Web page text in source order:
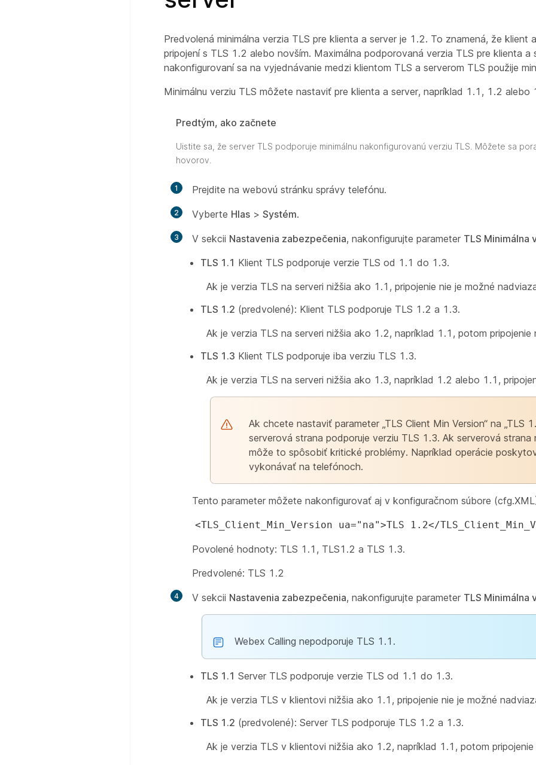
Predvolená minimálna verzia TLS pre klienta a server je 1.2. To znamená, že klient
pripojení s TLS 1.2 alebo novším. Maximálna podporovaná verzia TLS pre klienta a
nakonfigurovaní sa na vyjednávanie medzi klientom TLS a serverom TLS použije
Minimálnu verziu TLS môžete nastaviť pre klienta a server, napríklad 1.1, 1.2 alebo
Predtým, ako začnete
Uistite sa, že server TLS podporuje minimálnu nakonfigurovanú verziu TLS. Môžete sa
hovorov.
1 Prejdite na webovú stránku správy telefónu.
2 Vyberte Hlas> Systém.
3 V sekcii Nastavenia zabezpečenia, nakonfigurujte parameter TLS Minimálna
TLS 1.1 Klient TLS podporuje verzie TLS od 1.1 do 1.3.
Ak je verzia TLS na serveri nižšia ako 1.1, pripojenie nie je možné
TLS 1.2 (predvolené): Klient TLS podporuje TLS 1.2 a 1.3.
Ak je verzia TLS na serveri nižšia ako 1.2, napríklad 1.1, potom pripojenie
TLS 1.3 Klient TLS podporuje iba verziu TLS 1.3.
Ak je verzia TLS na serveri nižšia ako 1.3, napríklad 1.2 alebo 1.1,
Ak chcete nastaviť parameter „TLS Client Min Version“ na „TLS
serverová strana podporuje verziu TLS 1.3. Ak serverová strana
môže to spôsobiť kritické problémy. Napríklad operácie
vykonávať na telefónoch.
Tento parameter môžete nakonfigurovať aj v konfiguračnom súbore
<TLS_Client_Min_Version ua="na">TLS 1.2</
Povolené hodnoty: TLS 1.1, TLS1.2 a TLS 1.3.
Predvolené: TLS 1.2
4 V sekcii Nastavenia zabezpečenia, nakonfigurujte parameter TLS Minimálna
Webex Calling nepodporuje TLS 1.1.
TLS 1.1 Server TLS podporuje verzie TLS od 1.1 do 1.3.
Ak je verzia TLS v klientovi nižšia ako 1.1, pripojenie nie je možné
TLS 1.2 (predvolené): Server TLS podporuje TLS 1.2 a 1.3.
Ak je verzia TLS v klientovi nižšia ako 1.2, napríklad 1.1, potom